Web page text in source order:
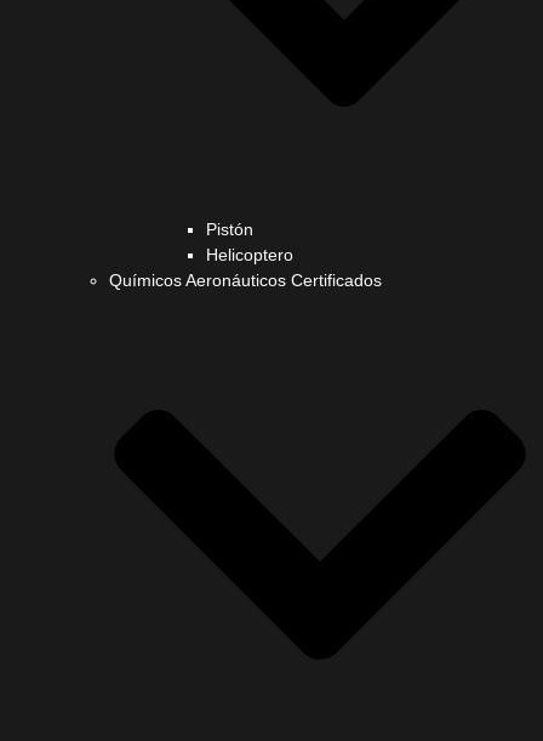
Pistón
Helicoptero
Químicos Aeronáuticos Certificados